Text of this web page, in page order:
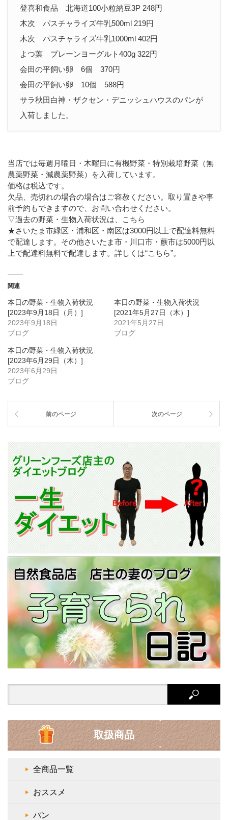
登喜和食品 北海道100小粒納豆3P 248円
木次 パスチャライズ牛乳500ml 219円
木次 パスチャライズ牛乳1000ml 402円
よつ葉 プレーンヨーグルト400g 322円
会田の平飼い卵 6個 370円
会田の平飼い卵 10個 588円
サラ秋田白神・ザクセン・デニッシュハウスのパンが
入荷しました。
当店では毎週月曜日・木曜日に有機野菜・特別栽培野菜（無
農薬野菜・減農薬野菜）を入荷しています。
価格は税込です。
欠品、売切れの場合の場合はご容赦ください。取り置きや事
前予約もできますので、お問い合わせください。
▽過去の野菜・生物入荷状況は、こちら
★さいたま市緑区・浦和区・南区は3000円以上で配達料無料
で配達します。その他さいたま市・川口市・蕨市は5000円以
上で配達料無料で配達します。詳しくは“こちら”。
関連
本日の野菜・生物入荷状況
[2023年9月18日（月）]
2023年9月18日
ブログ
本日の野菜・生物入荷状況
[2021年5月27日（木）]
2021年5月27日
ブログ
本日の野菜・生物入荷状況
[2023年6月29日（木）]
2023年6月29日
ブログ
前のページ 次のページ
取扱商品
全商品一覧
おススメ
パン